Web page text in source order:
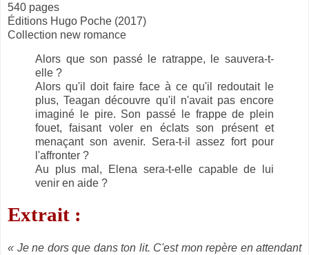
540 pages
Éditions Hugo Poche (2017)
Collection new romance
Alors que son passé le ratrappe, le sauvera-t-
elle ?
Alors qu'il doit faire face à ce qu'il redoutait le
plus, Teagan découvre qu'il n'avait pas encore
imaginé le pire. Son passé le frappe de plein
fouet, faisant voler en éclats son présent et
menaçant son avenir. Sera-t-il assez fort pour
l'affronter ?
Au plus mal, Elena sera-t-elle capable de lui
venir en aide ?
Extrait :
« Je ne dors que dans ton lit. C'est mon repère en attendant